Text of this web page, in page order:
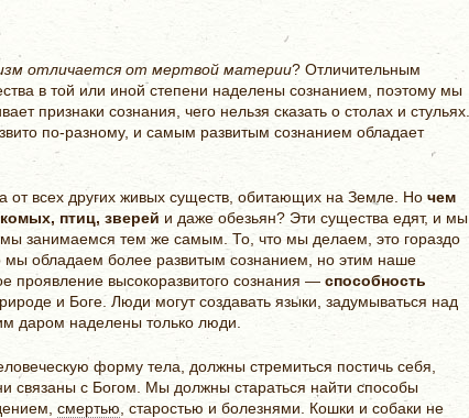
отличается от мертвой материи? Отличительным
в той или иной степени наделены сознанием, поэтому мы
признаки сознания, чего нельзя сказать о столах и стульях.
по-разному, и самым развитым сознанием обладает
от всех других живых существ, обитающих на Земле. Но чем
птиц, зверей и даже обезьян? Эти существа едят, и мы
занимаемся тем же самым. То, что мы делаем, это гораздо
мы обладаем более развитым сознанием, но этим наше
проявление высокоразвитого сознания — способность
и Боге. Люди могут создавать языки, задумываться над
даром наделены только люди.
форму тела, должны стремиться постичь себя,
связаны с Богом. Мы должны стараться найти способы
смертью , старостью и болезнями. Кошки и собаки не